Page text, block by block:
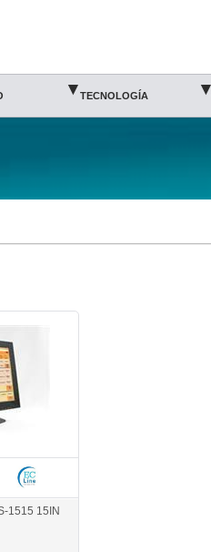
▾ TECNOLOGÍA ▾
1515 15IN